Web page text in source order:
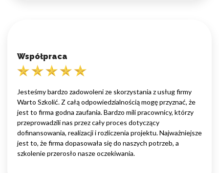
Współpraca
Jesteśmy bardzo zadowoleni ze skorzystania z usług firmy
Warto Szkolić. Z całą odpowiedzialnością mogę przyznać, że
jest to firma godna zaufania. Bardzo mili pracownicy, którzy
przeprowadzili nas przez cały proces dotyczący
dofinansowania, realizacji i rozliczenia projektu. Najważniejsze
jest to, że firma dopasowała się do naszych potrzeb, a
szkolenie przerosło nasze oczekiwania.